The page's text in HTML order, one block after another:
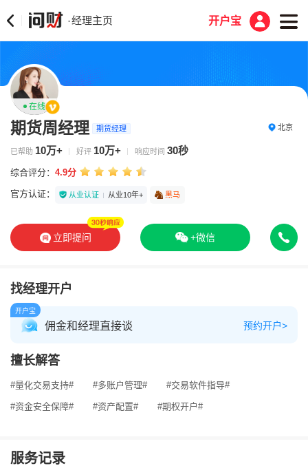
·经理主页 开户宝
在线
期货周经理 期货经理 北京
已帮助 10万+ 好评 10万+ 响应时间 30秒
综合评分： 4.9分
官方认证： 从业认证 从业10年+ 黑马
立即提问 +微信
找经理开户
开户宝
佣金和经理直接谈 预约开户>
擅长解答
#量化交易支持# #多账户管理# #交易软件指导#
#资金安全保障# #资产配置# #期权开户#
服务记录